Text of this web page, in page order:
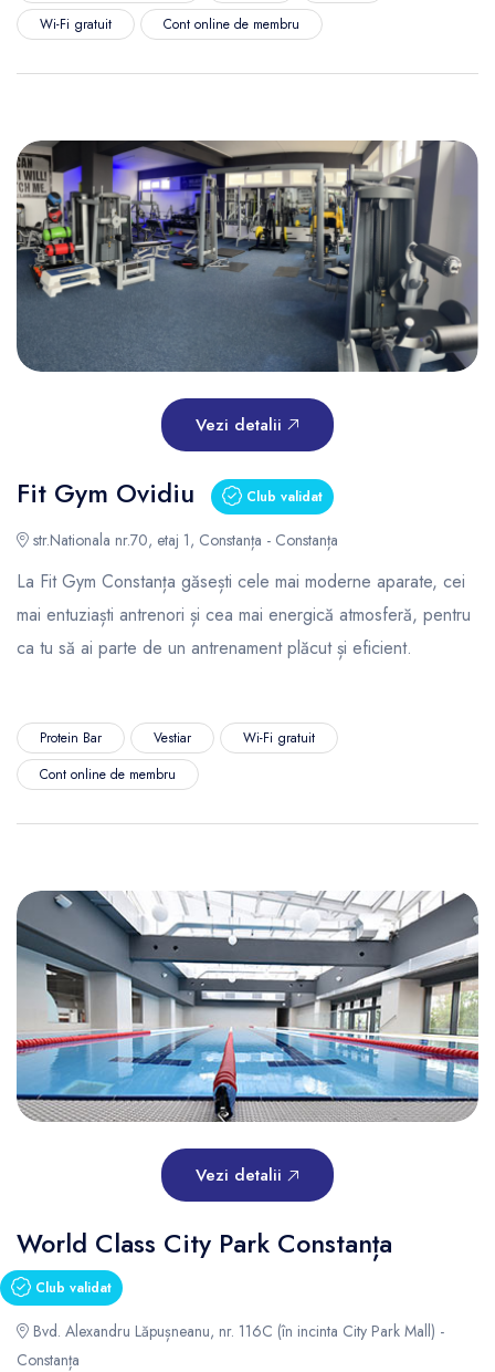
Wi-Fi gratuit
Cont online de membru
Vezi detalii
Fit Gym Ovidiu Club validat
str.Nationala nr.70, etaj 1, Constanța - Constanța
La Fit Gym Constanța găsești cele mai moderne aparate, cei
mai entuziaști antrenori și cea mai energică atmosferă, pentru
ca tu să ai parte de un antrenament plăcut și eficient.
Protein Bar Vestiar
Wi-Fi gratuit
Cont online de membru
Vezi detalii
World Class City Park Constanța
Club validat
Bvd. Alexandru Lăpușneanu, nr. 116C (în incinta City Park Mall) -
Constanța